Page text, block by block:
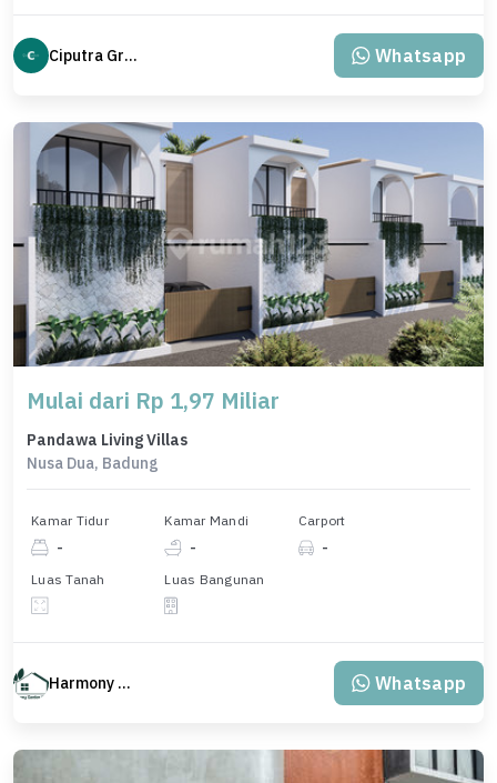
Ciputra Group Whatsapp
Mulai dari Rp 1,97 Miliar
Pandawa Living Villas
Nusa Dua, Badung
Kamar Tidur
-
Kamar Mandi
-
Carport
-
Luas Tanah Luas Bangunan
Harmony Property Whatsapp